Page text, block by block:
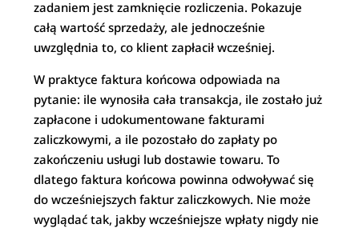
zadaniem jest zamknięcie rozliczenia. Pokazuje
całą wartość sprzedaży, ale jednocześnie
uwzględnia to, co klient zapłacił wcześniej.
W praktyce faktura końcowa odpowiada na
pytanie: ile wynosiła cała transakcja, ile zostało już
zapłacone i udokumentowane fakturami
zaliczkowymi, a ile pozostało do zapłaty po
zakończeniu usługi lub dostawie towaru. To
dlatego faktura końcowa powinna odwoływać się
do wcześniejszych faktur zaliczkowych. Nie może
wyglądać tak, jakby wcześniejsze wpłaty nigdy nie